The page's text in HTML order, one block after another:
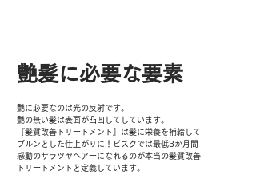
​艶髪に必要な要素
艶に必要なのは光の反射です。
艶の無い髪は表面が凸凹してしています。
​『髪質改善トリートメント』は髪に栄養を補給して
プルンとした仕上がりに！ビスクでは最低3か月間
感動のサラツヤヘアーになれるのが本当の髪質改善
トリートメントと 定義しています。